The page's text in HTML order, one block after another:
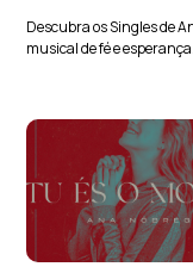
Descubra os Singles de
musical de fé e esperança.